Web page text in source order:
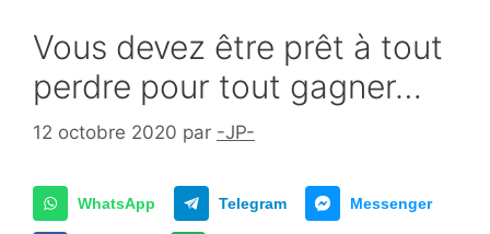
Vous devez être prêt à tout
perdre pour tout gagner…
12 octobre 2020 par -JP-
WhatsApp Telegram Messenger